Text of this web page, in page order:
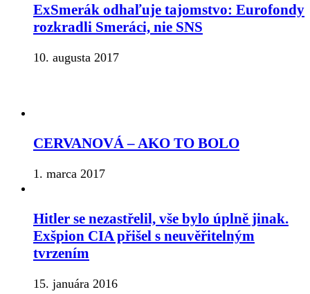
ExSmerák odhaľuje tajomstvo: Eurofondy
rozkradli Smeráci, nie SNS
10. augusta 2017
CERVANOVÁ – AKO TO BOLO
1. marca 2017
Hitler se nezastřelil, vše bylo úplně jinak.
Exšpion CIA přišel s neuvěřitelným
tvrzením
15. januára 2016